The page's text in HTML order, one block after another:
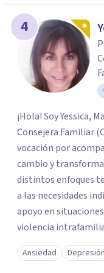
4
¡Hola! Soy Yessica,
Consejera Familiar
vocación por
cambio y
distintos enfoques
a las necesidades
apoyo en
violencia
tanto a nivel individual,
más de 10 años de
Ansiedad Depresión